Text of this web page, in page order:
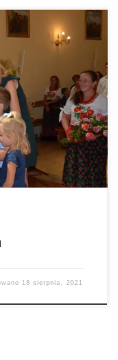
naszego
zostaje
Św. Kazimierza w
27 sierpnia 2016 r.
Obecnie pełni także
18 sierpnia, 2021